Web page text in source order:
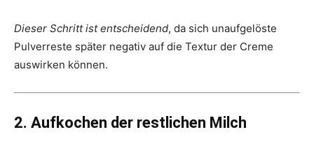
Dieser Schritt ist entscheidend, da sich unaufgelöste
Pulverreste später negativ auf die Textur der Creme
auswirken können.
2. Aufkochen der restlichen Milch